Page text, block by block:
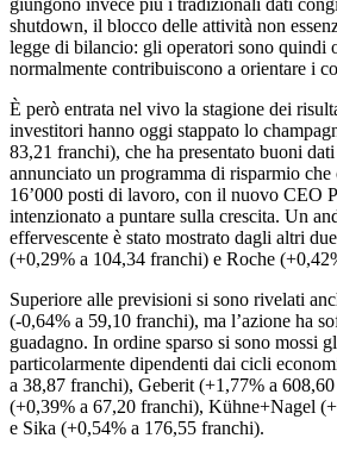
giungono invece più i tradizionali dati
shutdown, il blocco delle attività non
legge di bilancio: gli operatori sono quindi
normalmente contribuiscono a orientare i
È però entrata nel vivo la stagione dei
investitori hanno oggi stappato lo
83,21 franchi), che ha presentato buoni
annunciato un programma di risparmio
16’000 posti di lavoro, con il nuovo CEO
intenzionato a puntare sulla crescita. Un
effervescente è stato mostrato dagli altri
(+0,29% a 104,34 franchi) e Roche
Superiore alle previsioni si sono rivelati
(-0,64% a 59,10 franchi), ma l’azione ha
guadagno. In ordine sparso si sono mossi
particolarmente dipendenti dai cicli
a 38,87 franchi), Geberit (+1,77% a
(+0,39% a 67,20 franchi), Kühne+Nagel
e Sika (+0,54% a 176,55 franchi).